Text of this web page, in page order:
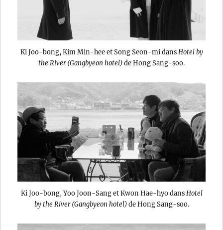
Ki Joo-bong, Kim Min-hee et Song Seon-mi dans Hotel by
the River (Gangbyeon hotel)de Hong Sang-soo.
Ki Joo-bong, Yoo Joon-Sang et Kwon Hae-hyo dans Hotel
by the River (Gangbyeon hotel)de Hong Sang-soo.